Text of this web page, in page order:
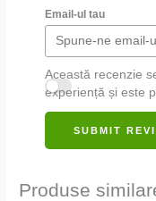
Email-ul tau
Această recenzie
experiență și este
SUBMIT
Produse